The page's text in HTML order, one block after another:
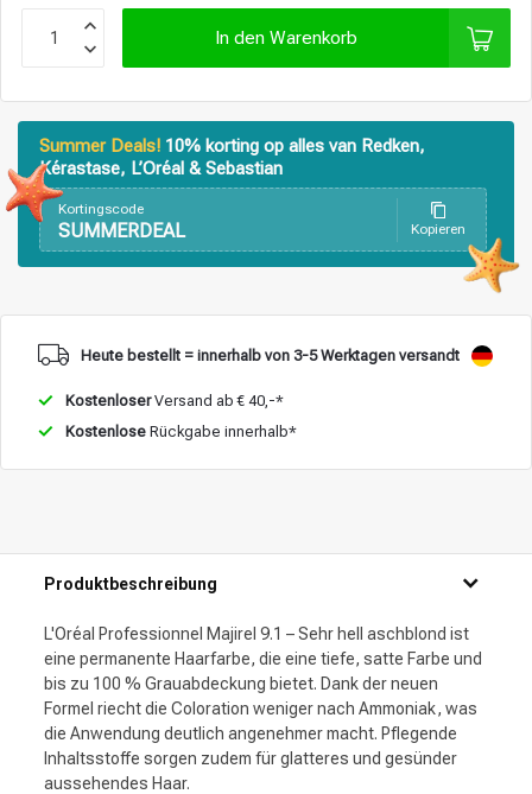
Stylingprodukte Haarfärbung
In den Warenkorb
Summer Deals! 10% korting op alles van Redken,
Kérastase, L’Oréal & Sebastian
Kortingscode
SUMMERDEAL Kopieren
Heute bestellt = innerhalb von 3-5 Werktagen versandt
KostenloserVersand ab € 40,-*
Kostenlose Rückgabe innerhalb*
Produktbeschreibung
L'Oréal Professionnel Majirel 9.1 – Sehr hell aschblond ist
eine permanente Haarfarbe, die eine tiefe, satte Farbe und
bis zu 100 % Grauabdeckung bietet. Dank der neuen
Formel riecht die Coloration weniger nach Ammoniak, was
die Anwendung deutlich angenehmer macht. Pflegende
Inhaltsstoffe sorgen zudem für glatteres und gesünder
aussehendes Haar.